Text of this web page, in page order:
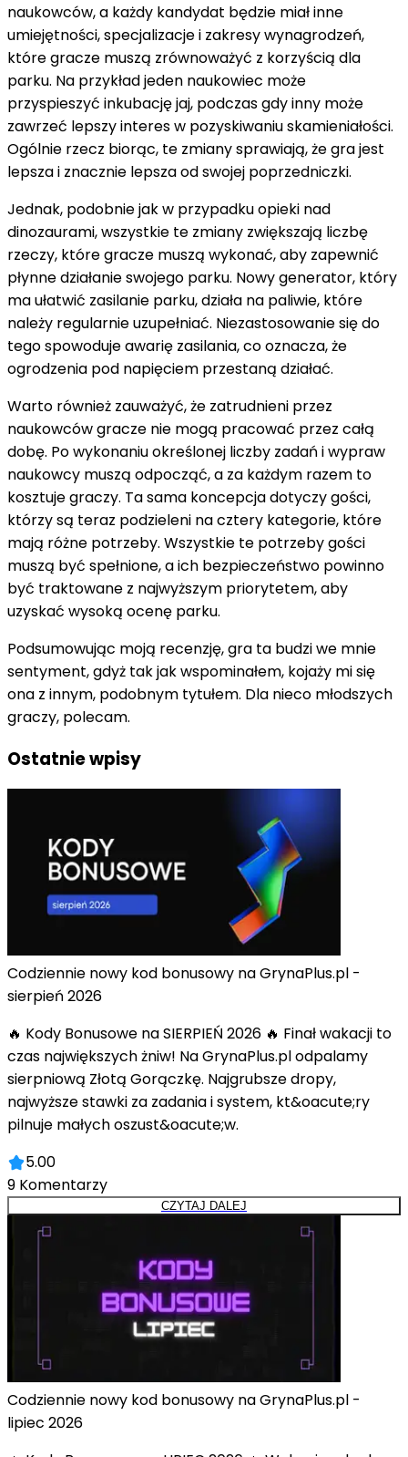
naukowców, a każdy kandydat będzie miał inne
umiejętności, specjalizacje i zakresy wynagrodzeń,
które gracze muszą zrównoważyć z korzyścią dla
parku. Na przykład jeden naukowiec może
przyspieszyć inkubację jaj, podczas gdy inny może
zawrzeć lepszy interes w pozyskiwaniu skamieniałości.
Ogólnie rzecz biorąc, te zmiany sprawiają, że gra jest
lepsza i znacznie lepsza od swojej poprzedniczki.
Jednak, podobnie jak w przypadku opieki nad
dinozaurami, wszystkie te zmiany zwiększają liczbę
rzeczy, które gracze muszą wykonać, aby zapewnić
płynne działanie swojego parku. Nowy generator, który
ma ułatwić zasilanie parku, działa na paliwie, które
należy regularnie uzupełniać. Niezastosowanie się do
tego spowoduje awarię zasilania, co oznacza, że ​​
ogrodzenia pod napięciem przestaną działać.
Warto również zauważyć, że zatrudnieni przez
naukowców gracze nie mogą pracować przez całą
dobę. Po wykonaniu określonej liczby zadań i wypraw
naukowcy muszą odpocząć, a za każdym razem to
kosztuje graczy. Ta sama koncepcja dotyczy gości,
którzy są teraz podzieleni na cztery kategorie, które
mają różne potrzeby. Wszystkie te potrzeby gości
muszą być spełnione, a ich bezpieczeństwo powinno
być traktowane z najwyższym priorytetem, aby
uzyskać wysoką ocenę parku.
Podsumowując moją recenzję, gra ta budzi we mnie
sentyment, gdyż tak jak wspominałem, kojaży mi się
ona z innym, podobnym tytułem. Dla nieco młodszych
graczy, polecam.
Ostatnie wpisy
Codziennie nowy kod bonusowy na GrynaPlus.pl -
sierpień 2026
🔥 Kody Bonusowe na SIERPIEŃ 2026 🔥 Finał wakacji to
czas największych żniw! Na GrynaPlus.pl odpalamy
sierpniową Złotą Gorączkę. Najgrubsze dropy,
najwyższe stawki za zadania i system, kt&oacute;ry
pilnuje małych oszust&oacute;w.
5.00
9 Komentarzy
CZYTAJ DALEJ
Codziennie nowy kod bonusowy na GrynaPlus.pl -
lipiec 2026